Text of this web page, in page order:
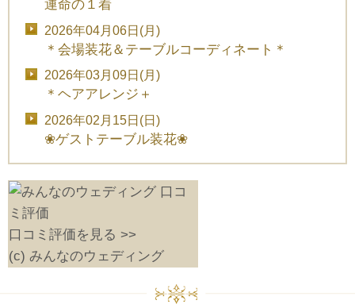
運命の１着
2026年04月06日(月)
＊会場装花＆テーブルコーディネート＊
2026年03月09日(月)
＊ヘアアレンジ＋
2026年02月15日(日)
❀ゲストテーブル装花❀
口コミ評価を見る >>
(c) みんなのウェディング